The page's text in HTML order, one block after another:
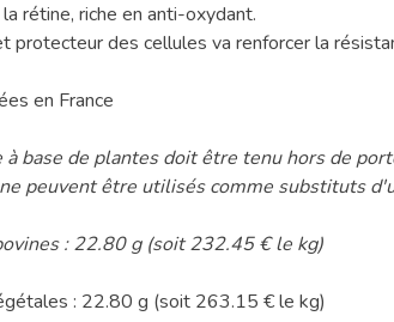
rétine, riche en anti-oxydant.
protecteur des cellules va renforcer la
en France
base de plantes doit être tenu hors de
peuvent être utilisés comme substituts
: 22.80 g (soit 232.45 € le kg)
: 22.80 g (soit 263.15 € le kg)